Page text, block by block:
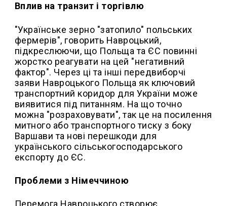
Вплив на транзит і торгівлю
"Українське зерно "затопило" польських
фермерів", говорить Навроцький,
підкреслюючи, що Польща та ЄС повинні
жорстко реагувати на цей "негативний
фактор". Через ці та інші передвиборчі
заяви Навроцького Польща як ключовий
транспортний коридор для України може
виявитися під питанням. На що точно
можна "розраховувати", так це на посилення
митного або транспортного тиску з боку
Варшави та нові перешкоди для
українського сільськогосподарського
експорту до ЄС.
Проблеми з Німеччиною
Перемога Навроцького створює